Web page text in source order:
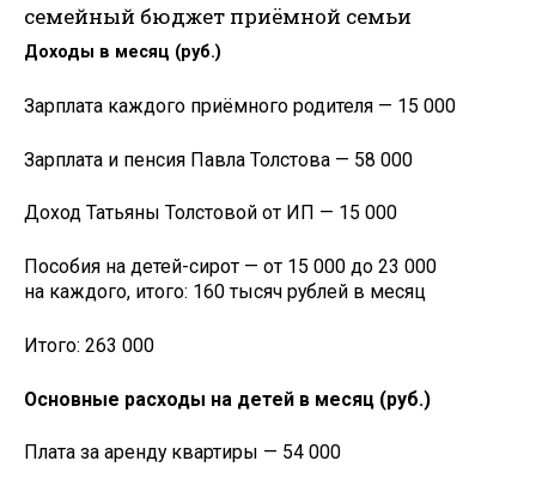
семейный бюджет приёмной семьи
Доходы в месяц (руб.)
Зарплата каждого приёмного родителя — 15 000
Зарплата и пенсия Павла Толстова — 58 000
Доход Татьяны Толстовой от ИП — 15 000
Пособия на детей-сирот — от 15 000 до 23 000
на каждого, итого: 160 тысяч рублей в месяц
Итого: 263 000
Основные расходы на детей в месяц (руб.)
Плата за аренду квартиры — 54 000